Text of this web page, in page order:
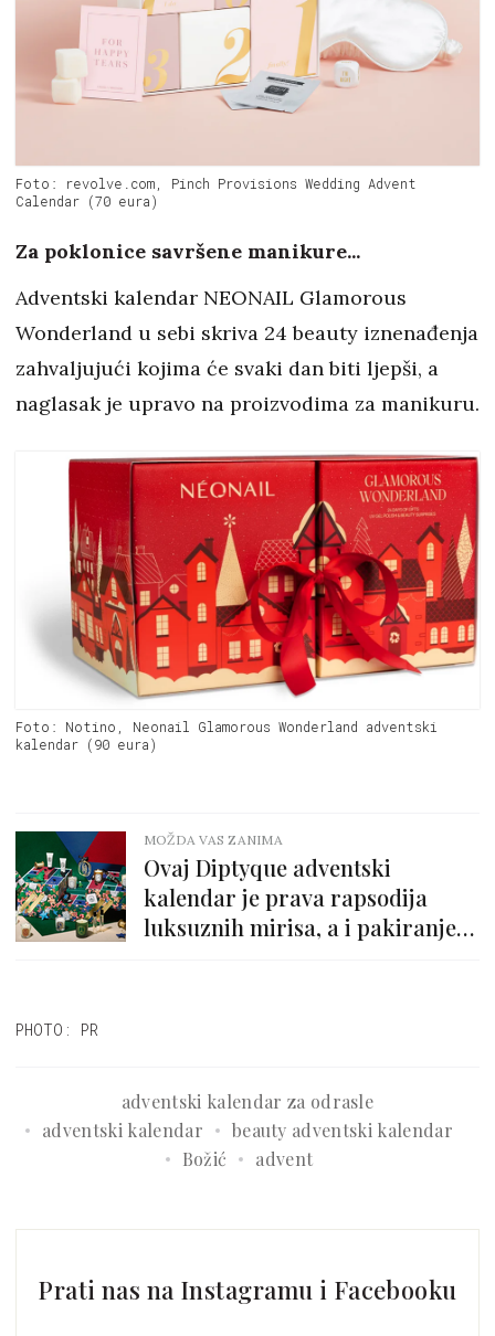
Foto: revolve.com, Pinch Provisions Wedding Advent
Calendar (70 eura)
Za poklonice savršene manikure...
Adventski kalendar NEONAIL Glamorous
Wonderland u sebi skriva 24 beauty iznenađenja
zahvaljujući kojima će svaki dan biti ljepši, a
naglasak je upravo na proizvodima za manikuru.
Foto: Notino, Neonail Glamorous Wonderland adventski
kalendar (90 eura)
MOŽDA VAS ZANIMA
Ovaj Diptyque adventski
kalendar je prava rapsodija
luksuznih mirisa, a i pakiranje
PHOTO: PR
adventski kalendar za odrasle
adventski kalendar
beauty adventski kalendar
Božić
advent
Prati nas na Instagramu i Facebooku